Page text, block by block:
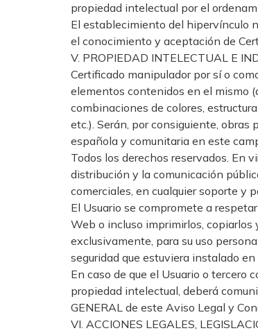
propiedad intelectual por el
El establecimiento del hipervínculo
el conocimiento y aceptación de
V. PROPIEDAD INTELECTUAL E
Certificado manipulador por sí o
elementos contenidos en el mismo
combinaciones de colores,
etc.). Serán, por consiguiente,
española y comunitaria en este
Todos los derechos reservados. En
distribución y la comunicación
comerciales, en cualquier soporte y
El Usuario se compromete a
Web o incluso imprimirlos, copiarlos
exclusivamente, para su uso
seguridad que estuviera instalado
En caso de que el Usuario o tercero
propiedad intelectual, deberá
GENERAL de este Aviso Legal y
VI. ACCIONES LEGALES,